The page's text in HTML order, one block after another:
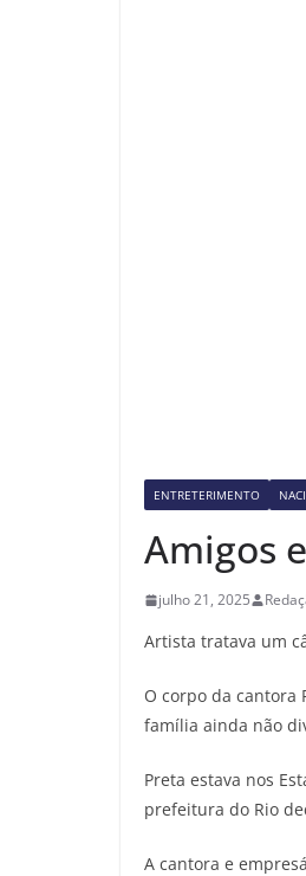
ENTRETERIMENTO
Amigos
julho 21, 2025
Artista tratava um
O corpo da cantora
família ainda não
Preta estava nos
prefeitura do Rio
A cantora e